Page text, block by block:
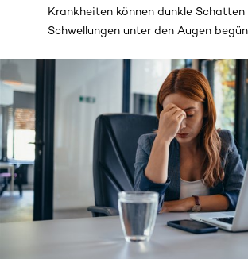
Krankheiten können dunkle Schatten
Schwellungen unter den Augen